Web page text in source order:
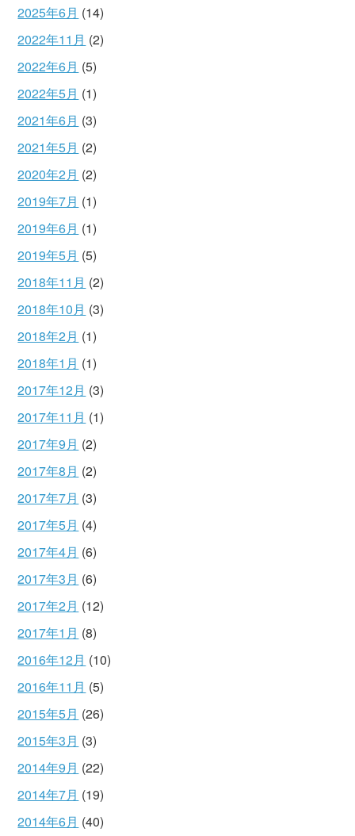
2025年6月 (14)
2022年11月 (2)
2022年6月 (5)
2022年5月 (1)
2021年6月 (3)
2021年5月 (2)
2020年2月 (2)
2019年7月 (1)
2019年6月 (1)
2019年5月 (5)
2018年11月 (2)
2018年10月 (3)
2018年2月 (1)
2018年1月 (1)
2017年12月 (3)
2017年11月 (1)
2017年9月 (2)
2017年8月 (2)
2017年7月 (3)
2017年5月 (4)
2017年4月 (6)
2017年3月 (6)
2017年2月 (12)
2017年1月 (8)
2016年12月 (10)
2016年11月 (5)
2015年5月 (26)
2015年3月 (3)
2014年9月 (22)
2014年7月 (19)
2014年6月 (40)